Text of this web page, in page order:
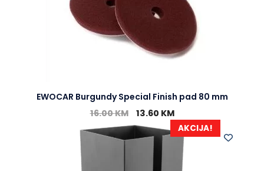
EWOCAR Burgundy Special Finish pad 80 mm
16.00KM 13.60 KM
AKCIJA!